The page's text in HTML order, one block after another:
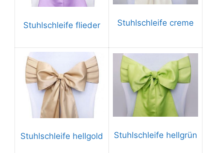
Stuhlschleife flieder Stuhlschleife creme
Stuhlschleife hellgold Stuhlschleife hellgrün